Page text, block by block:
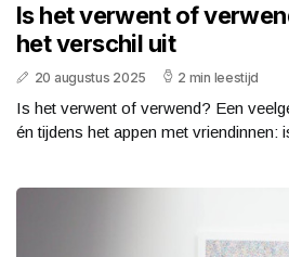
Is het verwent of
het verschil uit
20 augustus 2025 2 min leestijd
Is het verwent of verwend? Een
én tijdens het appen met vriendinnen: